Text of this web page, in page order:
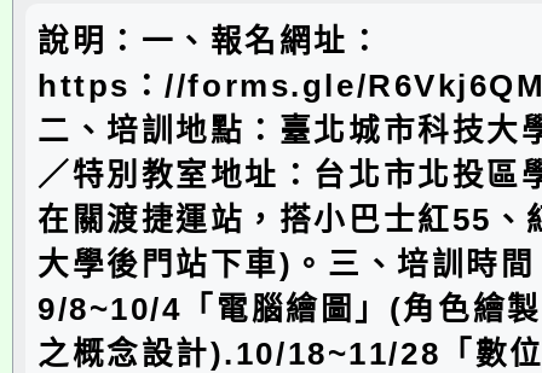
說明：一、報名網址：
https：//forms.gle/
二、培訓地點：臺北城市科技大
／特別教室地址：台北市北投區
在關渡捷運站，搭小巴士紅55、
大學後門站下車)。三、培訓時間
9/8~10/4「電腦繪圖」(角色繪
之概念設計).10/18~11/28「數